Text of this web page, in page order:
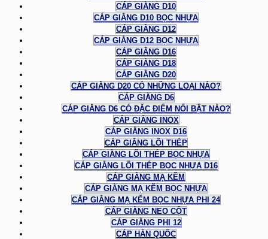
CÁP GIẰNG D10
CÁP GIẰNG D10 BỌC NHỰA
CÁP GIẰNG D12
CÁP GIẰNG D12 BỌC NHỰA
CÁP GIẰNG D16
CÁP GIẰNG D18
CÁP GIẰNG D20
CÁP GIẰNG D20 CÓ NHỮNG LOẠI NÀO?
CÁP GIẰNG D6
CÁP GIẰNG D6 CÓ ĐẶC ĐIỂM NỔI BẬT NÀO?
CÁP GIẰNG INOX
CÁP GIẰNG INOX D16
CÁP GIẰNG LÕI THÉP
CÁP GIẰNG LÕI THÉP BỌC NHỰA
CÁP GIẰNG LÕI THÉP BỌC NHỰA D16
CÁP GIẰNG MẠ KẼM
CÁP GIẰNG MẠ KẼM BỌC NHỰA
CÁP GIẰNG MẠ KẼM BỌC NHỰA PHI 24
CÁP GIẰNG NEO CỘT
CÁP GIẰNG PHI 12
CÁP HÀN QUỐC